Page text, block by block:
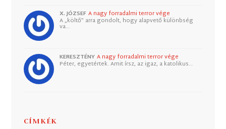
X. JÓZSEF A nagy forradalmi terror vége
A „költő” arra gondolt, hogy alapvető különbség
va…
KERESZTÉNY A nagy forradalmi terror vége
Péter, egyetértek. Amit írsz, az igaz, a katolikus…
CÍMKÉK